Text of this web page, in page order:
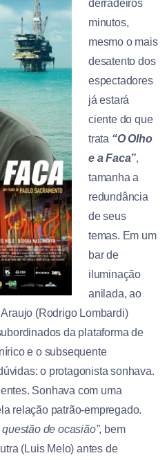
derradeiros
minutos,
mesmo o mais
desatento dos
espectadores
já estará
ciente do que
trata “O Olho
e a Faca”,
tamanha a
redundância
de seus
temas. Em um
bar de
iluminação
anilada, ao
(Rodrigo Lombardi)
da plataforma de
e o subsequente
o protagonista sonhava.
Sonhava com uma
relação patrão-empregado.
questão de ocasião”, bem
(Luis Melo) antes de